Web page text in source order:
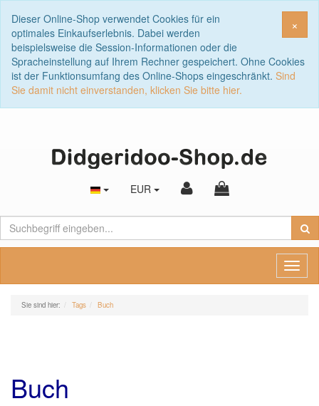
×
Dieser Online-Shop verwendet Cookies für ein
optimales Einkaufserlebnis. Dabei werden
beispielsweise die Session-Informationen oder die
Spracheinstellung auf Ihrem Rechner gespeichert. Ohne Cookies
ist der Funktionsumfang des Online-Shops eingeschränkt. Sind
Sie damit nicht einverstanden, klicken Sie bitte hier.
EUR
Sie sind hier: Tags Buch
Buch